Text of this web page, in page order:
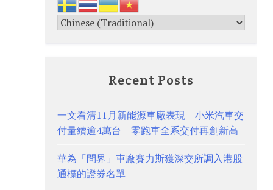
Recent Posts
一文看清11月新能源車廠表現 小米汽車交
付量續逾4萬台 零跑車全系交付再創新高
華為「問界」車廠賽力斯獲深交所調入港股
通標的證券名單